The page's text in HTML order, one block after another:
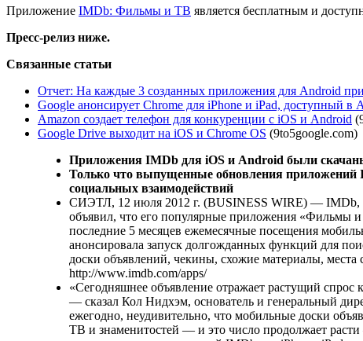
Приложение IMDb: Фильмы и ТВ является бесплатным и
Пресс-релиз ниже.
Связанные статьи
Отчет: На каждые 3 созданных приложения для Android
Google анонсирует Chrome для iPhone и iPad, доступный в
Amazon создает телефон для конкуренции с iOS и Android
Google Drive выходит на iOS и Chrome OS (9to5google.com)
Приложения IMDb для iOS и Android были
Только что выпущенные обновления
социальных взаимодействий
СИЭТЛ, 12 июля 2012 г. (BUSINESS WIRE) — IMDb,
объявил, что его популярные приложения «Фильмы
последние 5 месяцев ежемесячные посещения
анонсировала запуск долгожданных функций для
доски объявлений, чекины, схожие материалы,
http://www.imdb.com/apps/
«Сегодняшнее объявление отражает растущий
— сказал Кол Нидхэм, основатель и генеральный
ежегодно, неудивительно, что мобильные доски
ТВ и знаменитостей — и это число продолжает